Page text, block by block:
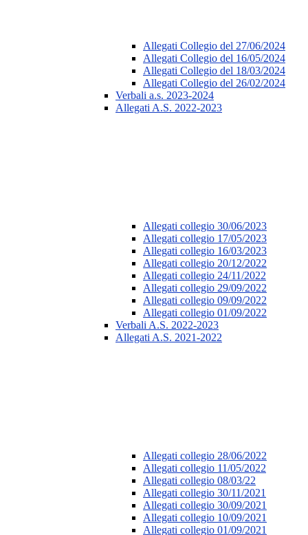
Allegati Collegio del 27/06/2024
Allegati Collegio del 16/05/2024
Allegati Collegio del 18/03/2024
Allegati Collegio del 26/02/2024
Verbali a.s. 2023-2024
Allegati A.S. 2022-2023
Allegati collegio 30/06/2023
Allegati collegio 17/05/2023
Allegati collegio 16/03/2023
Allegati collegio 20/12/2022
Allegati collegio 24/11/2022
Allegati collegio 29/09/2022
Allegati collegio 09/09/2022
Allegati collegio 01/09/2022
Verbali A.S. 2022-2023
Allegati A.S. 2021-2022
Allegati collegio 28/06/2022
Allegati collegio 11/05/2022
Allegati collegio 08/03/22
Allegati collegio 30/11/2021
Allegati collegio 30/09/2021
Allegati collegio 10/09/2021
Allegati collegio 01/09/2021